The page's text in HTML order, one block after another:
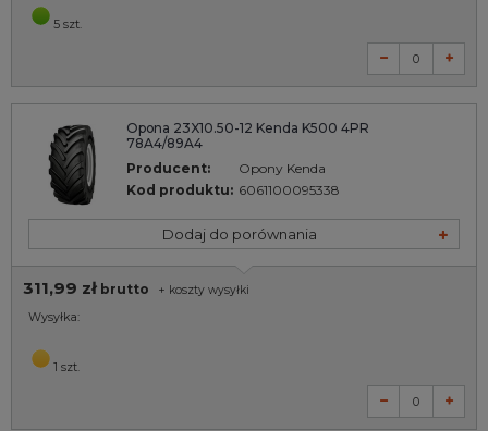
5 szt.
Opona 23X10.50-12 Kenda K500 4PR
78A4/89A4
Producent:
Opony Kenda
Kod produktu: 6061100095338
Dodaj do porównania
311,99 zł brutto + koszty wysyłki
Wysyłka:
1 szt.